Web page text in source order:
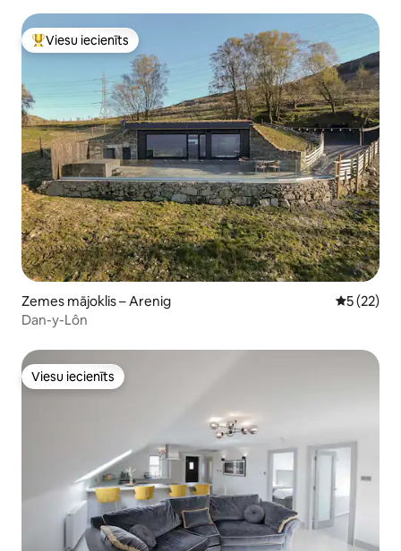
Populārs viesu iecienīts mājoklis
Viesu iecienīts
Zemes mājoklis – Arenig Vidējais
5 (22)
Dan-y-Lôn
Viesu iecienīts
Viesu iecienīts